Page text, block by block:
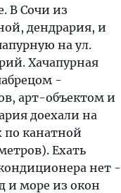
В Сочи из
дендрария, и
на ул.
Хачапурная
-
арт-объектом и
доехали на
по канатной
Ехать
нет -
и море из окон